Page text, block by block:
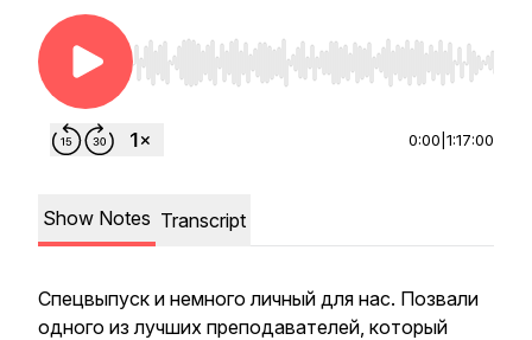
Use Left/Right to seek, Home/End to jump to
0:00 1:17:00
Show Notes Transcript
Спецвыпуск и немного личный для нас. Позвали
одного из лучших преподавателей, который